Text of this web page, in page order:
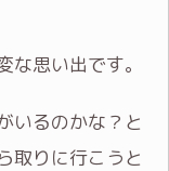
思い出です。
いるのかな？と
取りに行こうと